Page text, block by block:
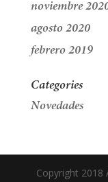
noviembre
agosto 2020
febrero 2019
Categories
Novedades
Copyright 2018